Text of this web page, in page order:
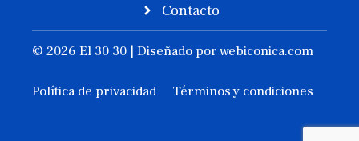
Contacto
© 2026 El 30 30 | Diseñado porwebiconica.com
Política de privacidad Términos y condiciones